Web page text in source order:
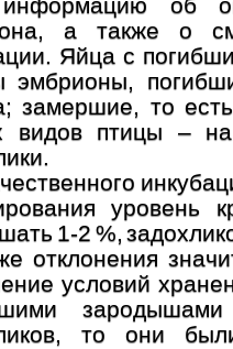
об
а также о
Яйца с
эмбрионы,
замершие, то
видов птицы –
уровень
1-2 %,
отклонения
условий
то они